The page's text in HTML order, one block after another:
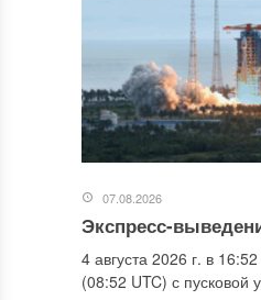
07.08.2026
Экспресс-
4 августа 2026 г. в
(08:52 UTC) с пусковой